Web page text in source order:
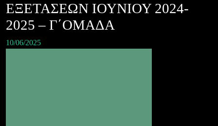
ΕΞΕΤΑΣΕΩΝ ΙΟΥΝΙΟΥ 2024-
2025 – Γ΄ΟΜΑΔΑ
10/06/2025